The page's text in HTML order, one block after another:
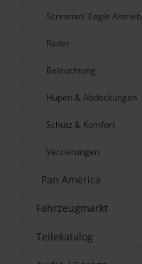
Screamin' Eagle Antrieb
Räder
Beleuchtung
Hupen & Abdeckungen
Schutz & Komfort
Verzierungen
Pan America
Fahrzeugmarkt
Teilekatalog